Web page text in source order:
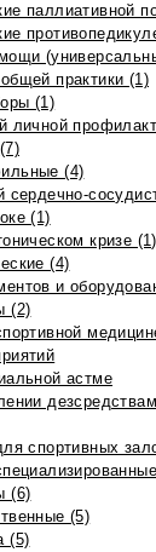
паллиативной
практики (1)
(1)
личной
(4)
сердечно-
(1)
кризе (1)
(4)
и
(2)
астме
спортивных
(6)
(5)
(5)